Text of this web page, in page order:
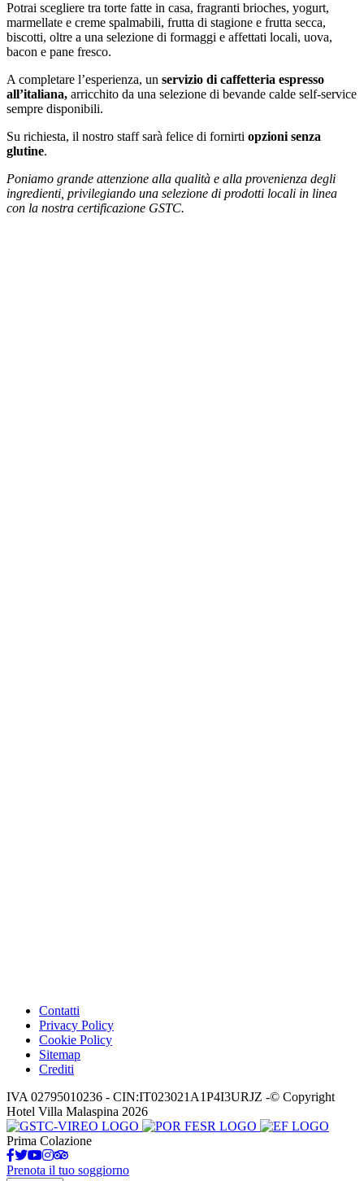
Potrai scegliere tra torte fatte in casa, fragranti brioches, yogurt,
marmellate e creme spalmabili, frutta di stagione e frutta secca,
biscotti, oltre a una selezione di formaggi e affettati locali, uova,
bacon e pane fresco.
A completare l’esperienza, un servizio di caffetteria espresso
all’italiana, arricchito da una selezione di bevande calde self-service
sempre disponibili.
Su richiesta, il nostro staff sarà felice di fornirti opzioni senza
glutine.
Poniamo grande attenzione alla qualità e alla provenienza degli
ingredienti, privilegiando una selezione di prodotti locali in linea
con la nostra certificazione GSTC.
Contatti
Privacy Policy
Cookie Policy
Sitemap
Crediti
IVA 02795010236 - CIN:IT023021A1P4I3URJZ -© Copyright
Hotel Villa Malaspina 2026
Prima Colazione
Prenota il tuo soggiorno